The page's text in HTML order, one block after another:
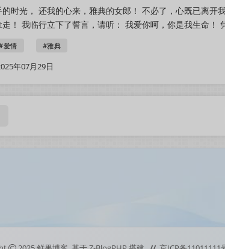
时光， 还我的心来，雅典的女郎！ 不必了，心既已离开
！ 我临行立下了誓言，请听： 我爱你呵，你是我生命！
清风将它们眷恋， 凭着你眼...
爱情 #雅典
年07月29日